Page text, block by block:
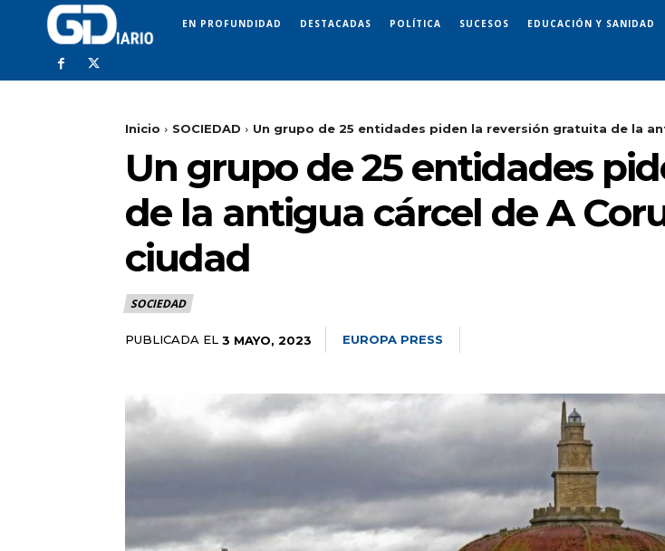
EN PROFUNDIDAD DESTACADAS POLÍTICA SUCESOS EDUCACIÓN Y SANIDAD
Inicio SOCIEDAD Un grupo de 25 entidades piden la reversión gratuita de la
Un grupo de 25 entidades
de la antigua cárcel de A
ciudad
SOCIEDAD
PUBLICADA EL 3 MAYO, 2023 EUROPA PRESS